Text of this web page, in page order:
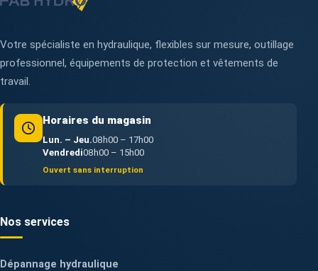
Votre spécialiste en hydraulique, flexibles sur mesure, outillage
professionnel, équipements de protection et vêtements de
travail.
Horaires du magasin
Lun. – Jeu.08h00 – 17h00
Vendredi08h00 – 15h00
Ouvert sans interruption
Nos services
Dépannage hydraulique